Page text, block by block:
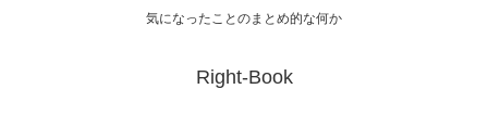
気になったことのまとめ的な何か
Right-Book